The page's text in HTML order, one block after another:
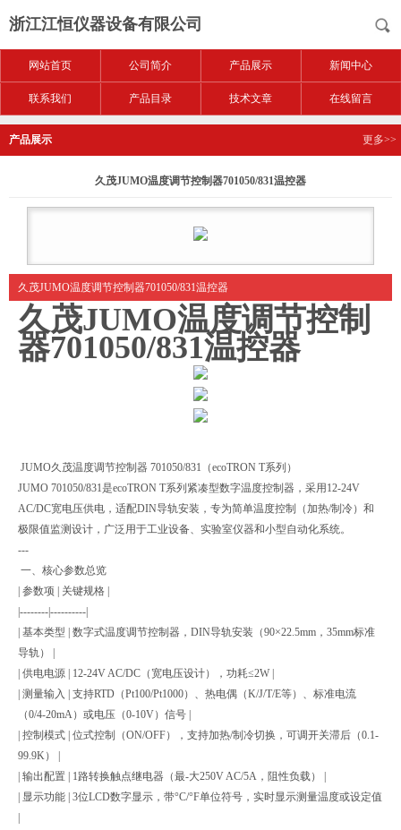
浙江江恒仪器设备有限公司
网站首页 公司简介 产品展示 新闻中心
联系我们 产品目录 技术文章 在线留言
产品展示 更多>>
久茂JUMO温度调节控制器701050/831温控器
久茂JUMO温度调节控制器701050/831温控器
久茂JUMO温度调节控制
器701050/831温控器
JUMO久茂温度调节控制器 701050/831（ecoTRON T系列）
JUMO 701050/831是ecoTRON T系列紧凑型数字温度控制器，采用12-24V
AC/DC宽电压供电，适配DIN导轨安装，专为简单温度控制（加热/制冷）和
极限值监测设计，广泛用于工业设备、实验室仪器和小型自动化系统。
---
一、核心参数总览
| 参数项 | 关键规格 |
|--------|----------|
| 基本类型 | 数字式温度调节控制器，DIN导轨安装（90×22.5mm，35mm标准
导轨） |
| 供电电源 | 12-24V AC/DC（宽电压设计），功耗≤2W |
| 测量输入 | 支持RTD（Pt100/Pt1000）、热电偶（K/J/T/E等）、标准电流
（0/4-20mA）或电压（0-10V）信号 |
| 控制模式 | 位式控制（ON/OFF），支持加热/制冷切换，可调开关滞后（0.1-
99.9K） |
| 输出配置 | 1路转换触点继电器（最-大250V AC/5A，阻性负载） |
| 显示功能 | 3位LCD数字显示，带°C/°F单位符号，实时显示测量温度或设定值
|